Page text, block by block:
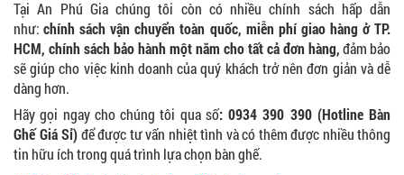
Tại An Phú Gia chúng tôi còn có nhiều chính sách hấp dẫn
như:chính sách vận chuyển toàn quốc, miễn phí giao hàng ở TP.
HCM, chính sách bảo hành một năm cho tất cả đơn hàng,đảm bảo
sẽ giúp cho việc kinh doanh của quý khách trở nên đơn giản và dễ
dàng hơn.
Hãy gọi ngay cho chúng tôi qua số: 0934 390 390 (Hotline Bàn
Ghế Giá Sỉ)để được tư vấn nhiệt tình và có thêm được nhiều thông
tin hữu ích trong quá trình lựa chọn bàn ghế.